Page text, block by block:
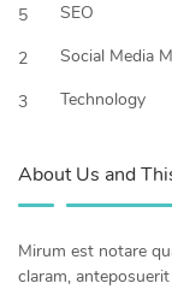
5
SEO
2
Social Media
3
Technology
About Us and
Mirum est notare
claram,